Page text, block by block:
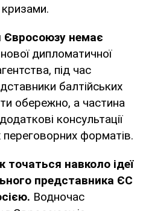
Євросоюзу немає
дипломатичної
під час
балтійських
обережно, а частина
консультації
форматів.
точаться навколо ідеї
представника ЄС
Водночас